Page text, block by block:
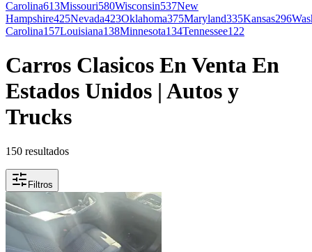
Carolina613Missouri580Wisconsin537New
Hampshire425Nevada423Oklahoma375Maryland335Kansas296
Carolina157Louisiana138Minnesota134Tennessee122
Carros Clasicos En Venta En
Estados Unidos | Autos y
Trucks
150 resultados
Filtros